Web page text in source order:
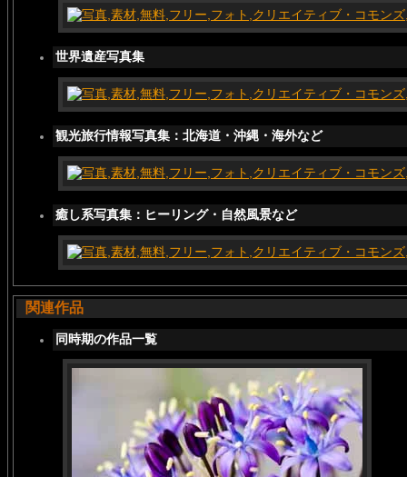
世界遺産写真集
観光旅行情報写真集：北海道・沖縄・海外など
癒し系写真集：ヒーリング・自然風景など
関連作品
同時期の作品一覧